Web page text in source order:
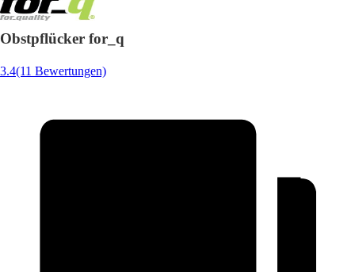
Obstpflücker for_q
3.4(11 Bewertungen)